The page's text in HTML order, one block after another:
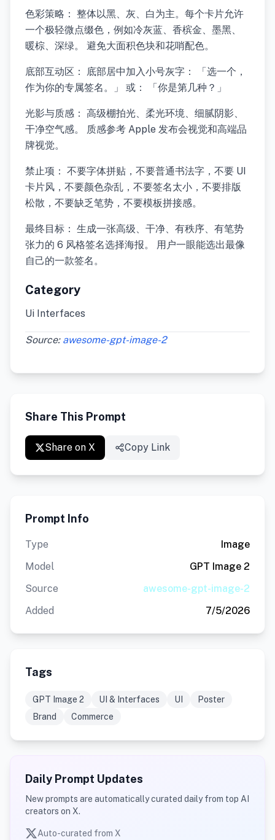
色彩策略： 整体以黑、灰、白为主。每个卡片允许
一个极轻微点缀色，例如冷灰蓝、香槟金、墨黑、
暖棕、深绿。 避免大面积色块和花哨配色。
底部互动区： 底部居中加入小号灰字： 「选一个，
作为你的专属签名。」 或： 「你是第几种？」
光影与质感： 高级棚拍光、柔光环境、细腻阴影、
干净空气感。 质感参考 Apple 发布会视觉和高端品
牌视觉。
禁止项： 不要字体拼贴，不要普通书法字，不要 UI
卡片风，不要颜色杂乱，不要签名太小，不要排版
松散，不要缺乏笔势，不要模板拼接感。
最终目标： 生成一张高级、干净、有秩序、有笔势
张力的 6 风格签名选择海报。 用户一眼能选出最像
自己的一款签名。
Category
Ui Interfaces
Source: awesome-gpt-image-2
Share This Prompt
Share on X Copy Link
Prompt Info
Type
Image
Model
GPT Image 2
Source
awesome-gpt-image-2
Added
7/5/2026
Tags
GPT Image 2 UI & Interfaces UI
Poster
Brand
Commerce
Daily Prompt Updates
New prompts are automatically curated daily from top AI
creators on X.
Auto-curated from X